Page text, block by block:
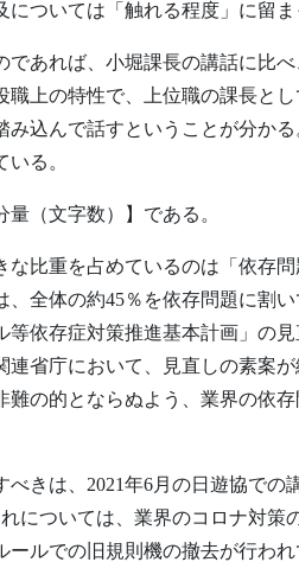
については「触れる程度」に留ま
であれば、小堀課長の講話に比
職上の特性で、上位職の課長と
み込んで話すということが分か
る。
（文字数）】である。
な比重を占めているのは「依存
、全体の約45％を依存問題に割
等依存症対策推進基本計画」の
連省庁において、見直しの素案
難の的とならぬよう、業界の依
べきは、2021年6月の日遊協で
については、業界のコロナ対
ールでの旧規則機の撤去が行わ